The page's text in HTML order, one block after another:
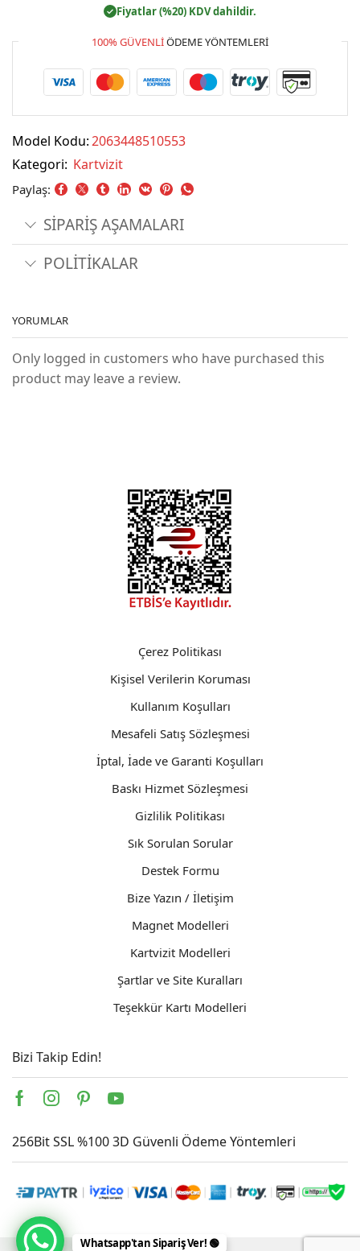
✓ Fiyatlar (%20) KDV dahildir.
100% GÜVENLIÖDEME YÖNTEMLERI
Model Kodu:2063448510553
Kategori: Kartvizit
Paylaş:
SİPARİŞ AŞAMALARI
POLİTİKALAR
YORUMLAR
Only logged in customers who have purchased this
product may leave a review.
Çerez Politikası
Kişisel Verilerin Koruması
Kullanım Koşulları
Mesafeli Satış Sözleşmesi
İptal, İade ve Garanti Koşulları
Baskı Hizmet Sözleşmesi
Gizlilik Politikası
Sık Sorulan Sorular
Destek Formu
Bize Yazın / İletişim
Magnet Modelleri
Kartvizit Modelleri
Şartlar ve Site Kuralları
Teşekkür Kartı Modelleri
Bizi Takip Edin!
Facebook
Instagram
PinterestYoutube
256Bit SSL %100 3D Güvenli Ödeme Yöntemleri
Whatsapp'tan Sipariş Ver! 🟢